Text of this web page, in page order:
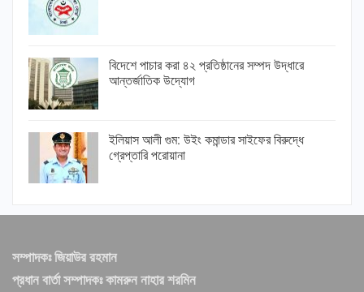
বিদেশে পাচার করা ৪২ প্রতিষ্ঠানের সম্পদ উদ্ধারে
আন্তর্জাতিক উদ্যোগ
ইলিয়াস আলী গুম: উইং কমান্ডার সাইফের বিরুদ্ধে
গ্রেপ্তারি পরোয়ানা
সম্পাদকঃ জিয়াউর রহমান
প্রধান বার্তা সম্পাদকঃ কামরুন নাহার শরমিন